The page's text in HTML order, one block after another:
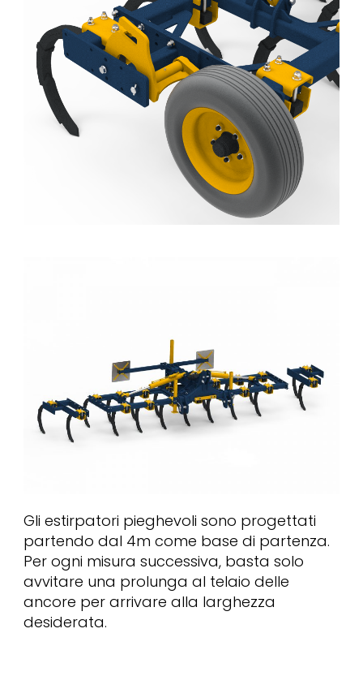
Gli estirpatori pieghevoli sono progettati
partendo dal 4m come base di partenza.
Per ogni misura successiva, basta solo
avvitare una prolunga al telaio delle
ancore per arrivare alla larghezza
desiderata.